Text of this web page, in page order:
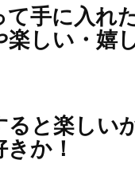
て手に入れ
楽しい・嬉
と楽しい
か！